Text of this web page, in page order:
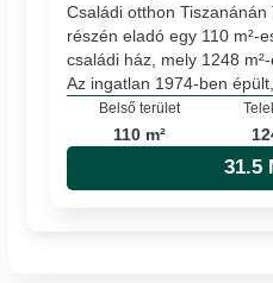
Családi otthon
részén eladó egy 110 m²-
családi ház, mely 1248
Az ingatlan 1974-ben
Belső terület
110 m²
31.5